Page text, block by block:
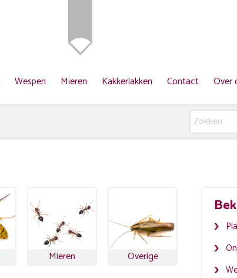
Wespen Mieren Kakkerlakken Contact Over
Mieren Overige